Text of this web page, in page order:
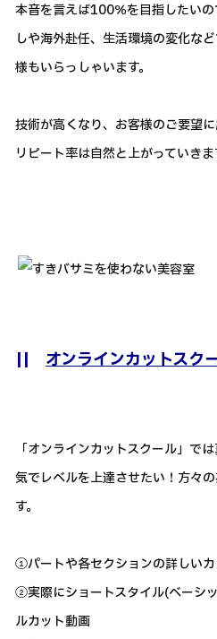
本音を言えば100％を目指したい
しや海外赴任、生活環境の変化な
様もいらっしゃいます。
技術が高くなり、お客様のご要望
リピート率は自然と上がっていきま
|| オンラインカットスク
「オンラインカットスクール」で
気でレベルを上達させたい！方々
す。
①パートや各セクションの詳しい
②実際にショートスタイル(ベーシ
ルカット動画